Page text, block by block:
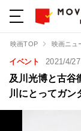
映画TOP 映画ニュ
イベント 2021/4/
及川光博と古谷
川にとってガン